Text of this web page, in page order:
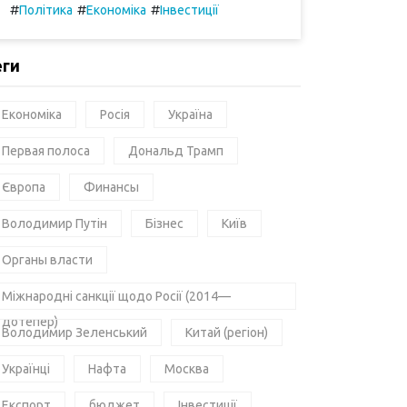
#Політика #Економіка #Інвестиції
Економіка Росія Україна
Первая полоса Дональд Трамп
Європа Финансы
Володимир Путін Бізнес Київ
Органы власти
Міжнародні санкції щодо Росії (2014—
дотепер)
Володимир Зеленський Китай (регіон)
Українці Нафта Москва